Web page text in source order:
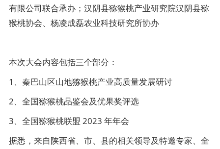
有限公司联合承办；汉阴县猕猴桃产业研究院汉阴县猕
猴桃协会、杨凌成磊农业科技研究所协办
本次大会内容包括三个部分：
1、秦巴山区山地猕猴桃产业高质量发展研讨
2、全国猕猴桃品鉴会及优果奖评选
3、全国猕猴桃联盟 2023 年年会
据悉，来自陕西省、市、县的相关领导及特邀专家、全